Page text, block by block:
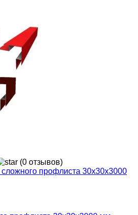
(0 отзывов)
профлиста 30х30х3000